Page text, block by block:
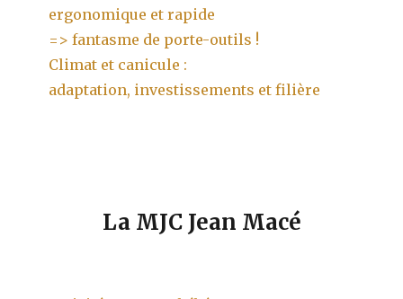
ergonomique et rapide
=> fantasme de porte-outils !
Climat et canicule :
adaptation, investissements et filière
La MJC Jean Macé